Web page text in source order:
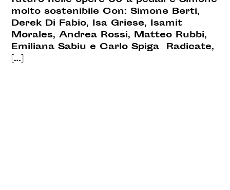
molto sostenibile Con: Simone Berti,
Derek Di Fabio, Isa Griese, Isamit
Morales, Andrea Rossi, Matteo Rubbi,
Emiliana Sabiu e Carlo Spiga Radicate,
[…]